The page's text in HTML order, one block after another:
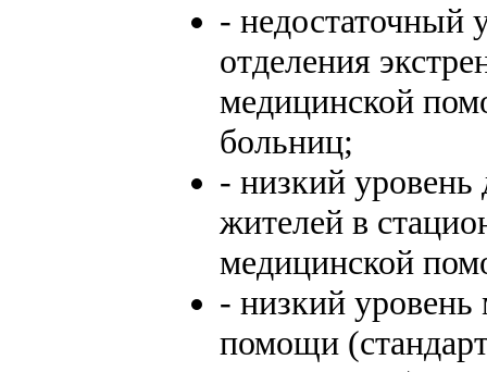
- недостаточный
отделения
медицинской
больниц;
- низкий
жителей в
медицинской
- низкий уровень
помощи